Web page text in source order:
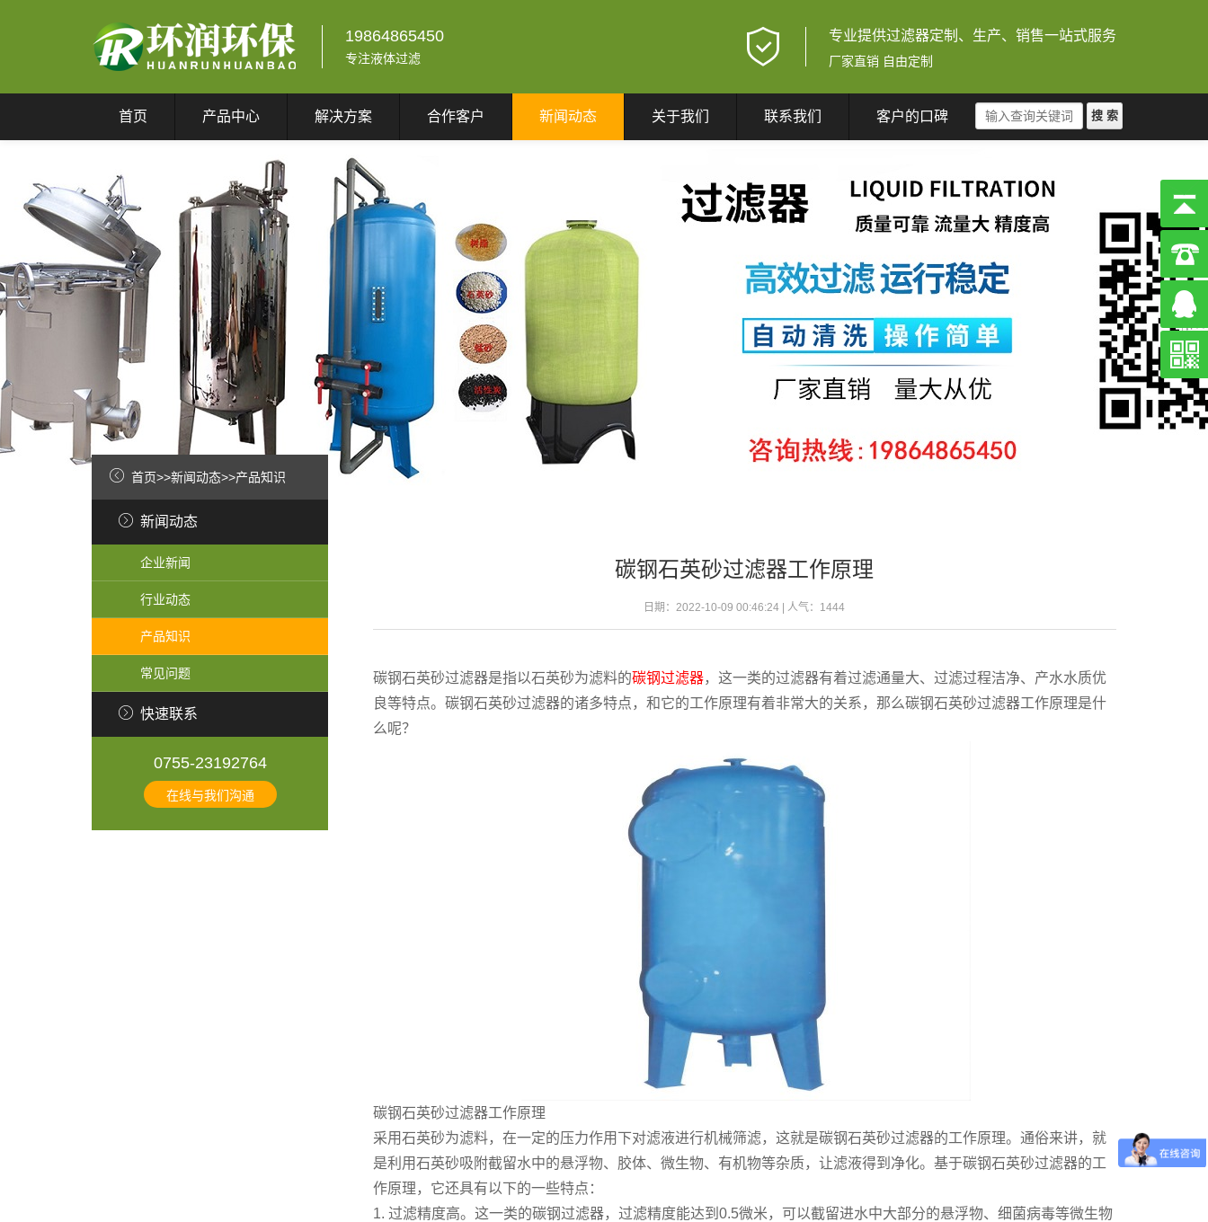
19864865450
专注液体过滤
专业提供过滤器定制、生产、销售一站式服务
厂家直销 自由定制
首页 产品中心 解决方案 合作客户 新闻动态 关于我们 联系我们 客户的口碑
碳钢石英砂过滤器工作原理
日期：2022-10-09 00:46:24 | 人气： 1444
碳钢石英砂过滤器是指以石英砂为滤料的碳钢过滤器，这一类的过滤器有着过滤通量大、过滤过程洁净、产水水质优
良等特点。碳钢石英砂过滤器的诸多特点，和它的工作原理有着非常大的关系，那么碳钢石英砂过滤器工作原理是什
么呢？
碳钢石英砂过滤器工作原理
采用石英砂为滤料，在一定的压力作用下对滤液进行机械筛滤，这就是碳钢石英砂过滤器的工作原理。通俗来讲，就
是利用石英砂吸附截留水中的悬浮物、胶体、微生物、有机物等杂质，让滤液得到净化。基于碳钢石英砂过滤器的工
作原理，它还具有以下的一些特点：
1. 过滤精度高。这一类的碳钢过滤器，过滤精度能达到0.5微米，可以截留进水中大部分的悬浮物、细菌病毒等微生物
首页>>新闻动态>>产品知识
新闻动态
企业新闻
行业动态
产品知识
常见问题
快速联系
0755-23192764
在线与我们沟通